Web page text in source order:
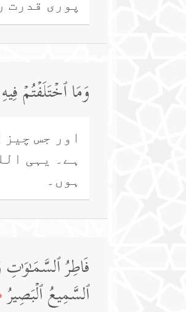
پوری قدرت
وَمَا ٱخۡتَلَفۡتُمۡ
اور جس
ہے۔ یہی
ہوں۔
فَاطِرُ ٱلسَّمَـٰوَ
ٱلسَّمِیعُ ٱلۡبَصِیرُ